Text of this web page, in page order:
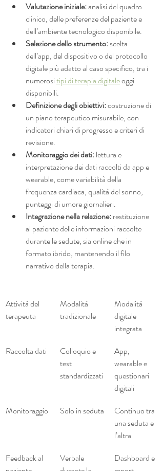
Valutazione iniziale: analisi del quadro
clinico, delle preferenze del paziente e
dell’ambiente tecnologico disponibile.
Selezione dello strumento: scelta
dell’app, del dispositivo o del protocollo
digitale più adatto al caso specifico, tra i
numerosi tipi di terapia digitale oggi
disponibili.
Definizione degli obiettivi: costruzione di
un piano terapeutico misurabile, con
indicatori chiari di progresso e criteri di
revisione.
Monitoraggio dei dati: lettura e
interpretazione dei dati raccolti da app e
wearable, come variabilità della
frequenza cardiaca, qualità del sonno,
punteggi di umore giornalieri.
Integrazione nella relazione: restituzione
al paziente delle informazioni raccolte
durante le sedute, sia online che in
formato ibrido, mantenendo il filo
narrativo della terapia.
Attività del
terapeuta
Modalità
tradizionale
Modalità
digitale
integrata
Raccolta dati
Colloquio e
test
standardizzati
App,
wearable e
questionari
digitali
Monitoraggio
Solo in seduta
Continuo tra
una seduta e
l’altra
Feedback al
Verbale
Dashboard e